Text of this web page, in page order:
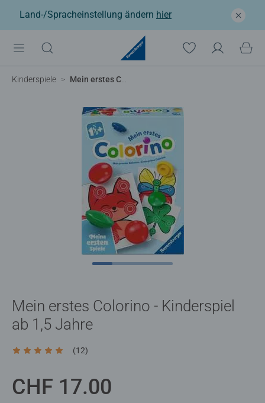
Land-/Spracheinstellung ändern hier
Kinderspiele Mein erstes Colorino
Mein erstes Colorino - Kinderspiel
ab 1,5 Jahre
Durchschnittliche Bewertung 5.0 von 5 Sternen.
(12)
CHF 17.00